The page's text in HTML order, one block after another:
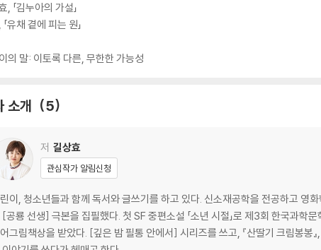
, 「김누아의 가설」
유채 곁에 피는 원」
의 말: 이토록 다른, 무한한 가능성
소개 5
저 길상효
관심작가 알림신청
이, 청소년들과 함께 독서와 글쓰기를 하고 있다. 신소재공학을 전공하고 영
[공룡 선생] 극본을 집필했다. 첫 SF 중편소설 「소년 시절」로 제3회 한국과학
그림책상을 받았다. [깊은 밤 필통 안에서] 시리즈를 쓰고, 『산딸기 크림봉봉